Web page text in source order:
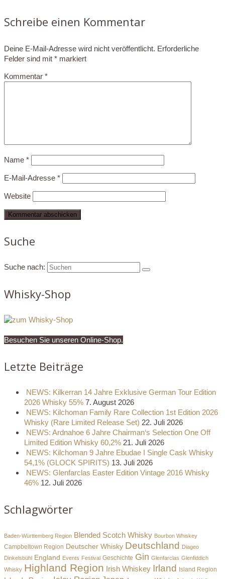
Schreibe einen Kommentar
Deine E-Mail-Adresse wird nicht veröffentlicht. Erforderliche
Felder sind mit * markiert
Kommentar *
Name *
E-Mail-Adresse *
Website
Suche
Suche nach:
Whisky-Shop
Besuchen Sie unseren Online-Shop.
Letzte Beiträge
NEWS: Kilkerran 14 Jahre Exklusive German Tour Edition
2026 Whisky 55% 7. August 2026
NEWS: Kilchoman Family Rare Collection 1st Edition 2026
Whisky (Rare Limited Release Set) 22. Juli 2026
NEWS: Ardnahoe 6 Jahre Chairman‘s Selection One Off
Limited Edition Whisky 60,2% 21. Juli 2026
NEWS: Kilchoman 9 Jahre Ebudae I Single Cask Whisky
54,1% (GLOCK SPIRITS) 13. Juli 2026
NEWS: Glenfarclas Easter Edition Vintage 2016 Whisky
46% 12. Juli 2026
Schlagwörter
Baden-Württemberg Region Blended Scotch Whisky Bourbon Whiskey
Campbeltown Region Deutscher Whisky Deutschland Diageo
Dinkelsbühl England Events Festival Geschichte Gin Glenfarclas Glenfiddich
Whisky Highland Region Irish Whiskey Irland Island Region